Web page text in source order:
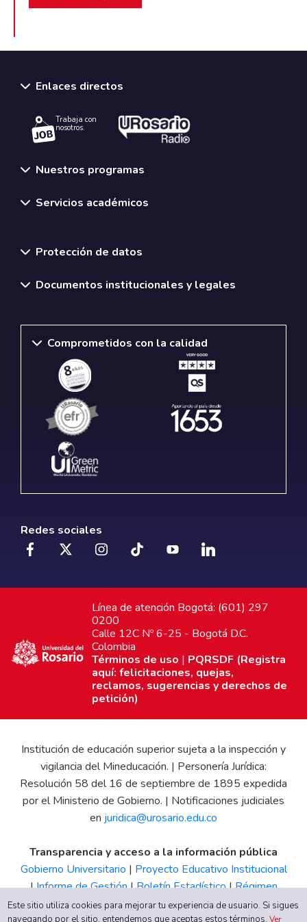
Enlaces directos
Trabaja con
nosotros.
Nuestros programas
Servicios académicos
Protección de datos
Documentos institucionales y legales
Comprometidos con la calidad
Redes sociales
Línea de atención Bogotá: (601) 297
0200
Calle 12C Nº 6-25 - Bogotá D.C.
Colombia
Términos de uso | PQRSDF (Registra
aquí: felicitaciones, quejas,
reclamos, sugerencias y derechos de
petición)
Institución de educación superior sujeta a la inspección y
vigilancia del Mineducación. | Personería Jurídica:
Resolución 58 del 16 de septiembre de 1895 expedida
por el Ministerio de Gobierno. | Notificaciones judiciales
en juridica@urosario.edu.co
Transparencia y acceso a la información pública
Gobierno Universitario | Proyecto Educativo Institucional
|Informe de Gestión|Boletín Estadístico|Régimen
Tributario|Estados Financieros |Código de Ética| Canal
Este sitio utiliza cookies para mejorar tu experiencia de usuario. Si sigues
navegando por el sitio, entendemos que aceptas estos términos.Ver